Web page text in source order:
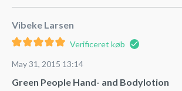
Vibeke Larsen
Verificeret køb
May 31, 2015 13:14
Green People Hand- and Bodylotion